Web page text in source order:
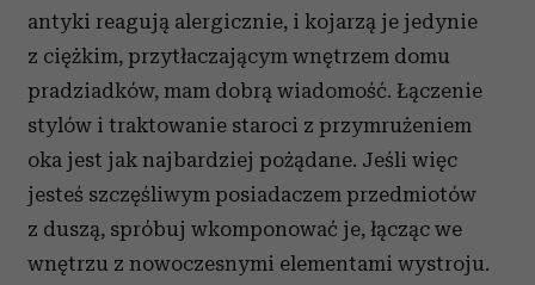
antyki reagują alergicznie, i kojarzą je jedynie
z ciężkim, przytłaczającym wnętrzem domu
pradziadków, mam dobrą wiadomość. Łączenie
stylów i traktowanie staroci z przymrużeniem
oka jest jak najbardziej pożądane. Jeśli więc
jesteś szczęśliwym posiadaczem przedmiotów
z duszą, spróbuj wkomponować je, łącząc we
wnętrzu z nowoczesnymi elementami wystroju.